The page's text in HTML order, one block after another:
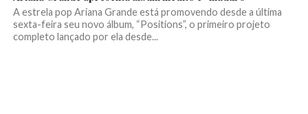
A estrela pop Ariana Grande está promovendo desde a última
sexta-feira seu novo álbum, “Positions”, o primeiro projeto
completo lançado por ela desde...